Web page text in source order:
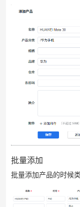
批量添加
批量添加产品的时候